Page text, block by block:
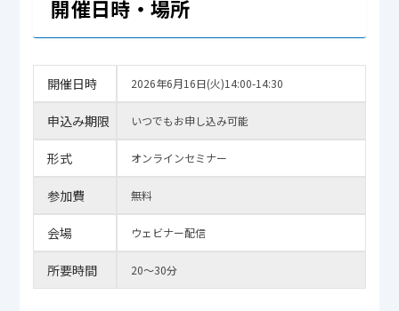
開催日時・場所
開催日時 2026年6月16日(火)14:00-14:30
申込み期限 いつでもお申し込み可能
形式 オンラインセミナー
参加費 無料
会場 ウェビナー配信
所要時間 20～30分